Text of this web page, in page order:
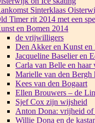
Sinterklaas
Timer rit 2014 met een
en Bomen 2014
de vrijwilligers
Den Akker en Kunst en
Jacqueline Baselier en
Carla van Belle en haar
Marielle van den Bergh
Kees van den Bogaart
Ellen Brouwers – de
Sjef Cox zijn wijsheid
Anton Dona: vrijheid of
Willie Dona en de